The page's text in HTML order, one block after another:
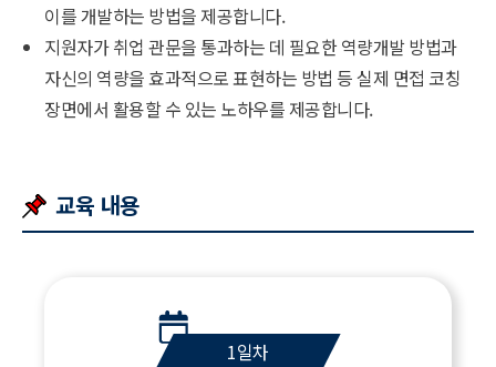
이를 개발하는 방법을 제공합니다.
지원자가 취업 관문을 통과하는 데 필요한 역량개발 방법과
자신의 역량을 효과적으로 표현하는 방법 등 실제 면접 코칭
장면에서 활용할 수 있는 노하우를 제공합니다.
교육 내용
1일차